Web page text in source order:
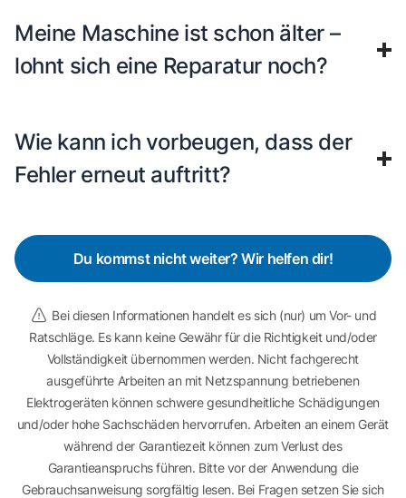
Meine Maschine ist schon älter –
lohnt sich eine Reparatur noch?
Wie kann ich vorbeugen, dass der
Fehler erneut auftritt?
Du kommst nicht weiter? Wir helfen dir!
Bei diesen Informationen handelt es sich (nur) um Vor- und
Ratschläge. Es kann keine Gewähr für die Richtigkeit und/oder
Vollständigkeit übernommen werden. Nicht fachgerecht
ausgeführte Arbeiten an mit Netzspannung betriebenen
Elektrogeräten können schwere gesundheitliche Schädigungen
und/oder hohe Sachschäden hervorrufen. Arbeiten an einem Gerät
während der Garantiezeit können zum Verlust des
Garantieanspruchs führen. Bitte vor der Anwendung die
Gebrauchsanweisung sorgfältig lesen. Bei Fragen setzen Sie sich